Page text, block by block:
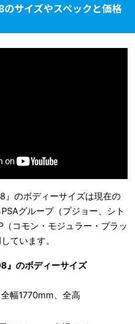
サイズやスペックと価格
』のボディーサイズは現在の
グループ（プジョー、シト
（コモン・モジュラー・プラッ
ています。
』のボディーサイズ
幅1770mm、全高